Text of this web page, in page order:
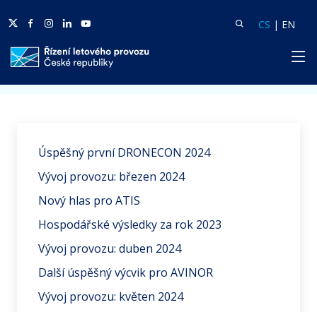
TwitterFacebook
Facebook
Linkedin Vyhledat
CS | EN
Úspěšný první DRONECON 2024
Vývoj provozu: březen 2024
Nový hlas pro ATIS
Hospodářské výsledky za rok 2023
Vývoj provozu: duben 2024
Další úspěšný výcvik pro AVINOR
Vývoj provozu: květen 2024